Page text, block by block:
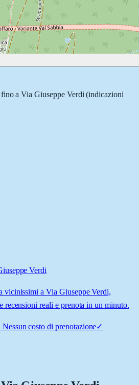
fino aVia Giuseppe Verdi (indicazioni
Verdi
vicinissimi a Via Giuseppe Verdi,
recensioni reali e prenota in un minuto.
Nessun costo di prenotazione✓